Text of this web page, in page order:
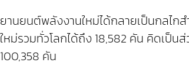
ยานยนต์พลังงานใหม่ได้กลายเป็นกลไก
ใหม่รวมทั่วโลกได้ถึง 18,582 คัน คิดเป็
100,358 คัน